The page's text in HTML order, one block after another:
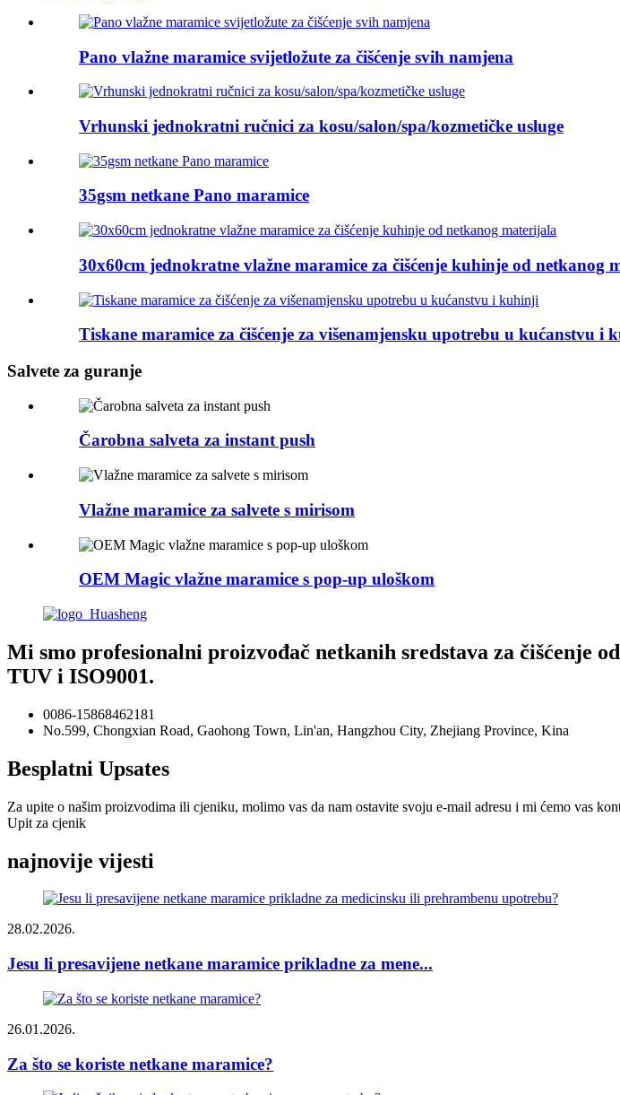
Pano vlažne maramice svijetložute za čišćenje svih namjena
Vrhunski jednokratni ručnici za kosu/salon/spa/kozmetičke usluge
35gsm netkane Pano maramice
30x60cm jednokratne vlažne maramice za čišćenje kuhinje od netkanog
Tiskane maramice za čišćenje za višenamjensku upotrebu u kućanstvu i
Salvete za guranje
Čarobna salveta za instant push
Vlažne maramice za salvete s mirisom
OEM Magic vlažne maramice s pop-up uloškom
Mi smo profesionalni proizvođač netkanih sredstava za čišćenje
TUV i ISO9001.
0086-15868462181
No.599, Chongxian Road, Gaohong Town, Lin'an, Hangzhou City, Zhejiang Province, Kina
Besplatni Upsates
Za upite o našim proizvodima ili cjeniku, molimo vas da nam ostavite svoju e-mail adresu i mi ćemo vas
Upit za cjenik
najnovije vijesti
28.02.2026.
Jesu li presavijene netkane maramice prikladne za mene...
26.01.2026.
Za što se koriste netkane maramice?